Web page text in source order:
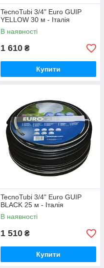
TecnoTubi 3/4" Euro GUIP
YELLOW 30 м - Італія
В наявності
1 610 ₴
Купити
TecnoTubi 3/4" Euro GUIP
BLACK 25 м - Італія
В наявності
1 510 ₴
Купити